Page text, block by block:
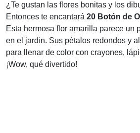
¿Te gustan las flores bonitas y los
Entonces te encantará 20 Botón de
Esta hermosa flor amarilla parece un
en el jardín. Sus pétalos redondos y
para llenar de color con crayones,
¡Wow, qué divertido!